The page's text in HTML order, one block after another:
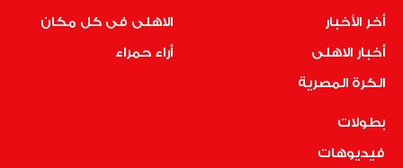
أخر الأخبار
أخبار الاهلى
الكرة المصرية
الاهلى فى كل مكان
أراء حمراء
بطولات
فيديوهات